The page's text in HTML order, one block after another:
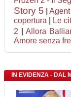
Story 5 |
copertura
Le
2
Allora
Amore senza
IN EVIDENZA - DAL